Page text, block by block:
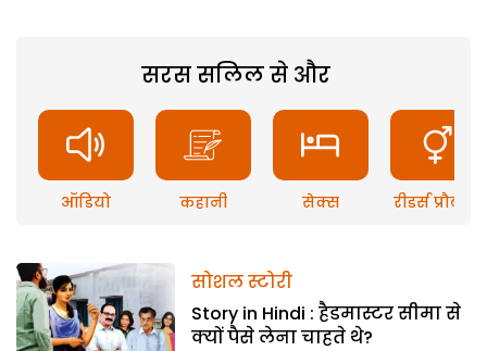
सरस सलिल से और
ऑडियो कहानी सेक्स रीडर्स प्रौब्लम
सोशल स्टोरी
Story in Hindi : हैडमास्टर सीमा से
क्यों पैसे लेना चाहते थे?